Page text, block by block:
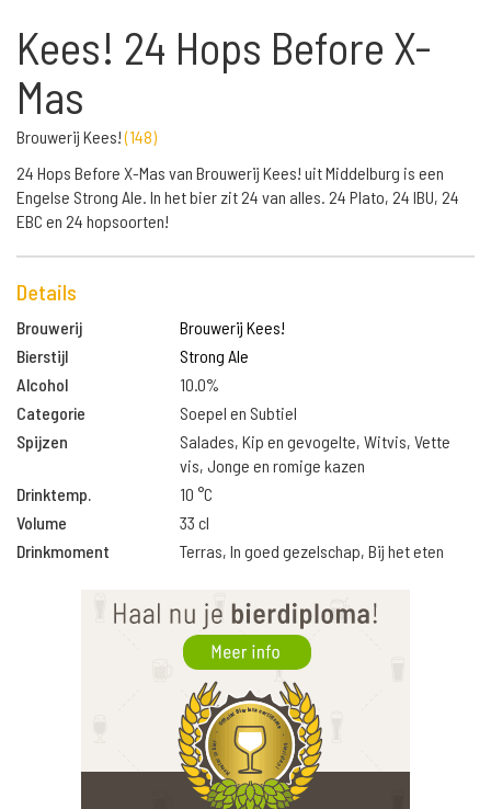
Kees! 24 Hops Before X-
Mas
Brouwerij Kees!(148)
24 Hops Before X-Mas van Brouwerij Kees! uit Middelburg is een
Engelse Strong Ale. In het bier zit 24 van alles. 24 Plato, 24 IBU, 24
EBC en 24 hopsoorten!
Details
Brouwerij
Brouwerij Kees!
Bierstijl
Strong Ale
Alcohol
10.0%
Categorie
Soepel en Subtiel
Spijzen
Salades, Kip en gevogelte, Witvis, Vette
vis, Jonge en romige kazen
Drinktemp.
10 °C
Volume
33 cl
Drinkmoment
Terras, In goed gezelschap, Bij het eten